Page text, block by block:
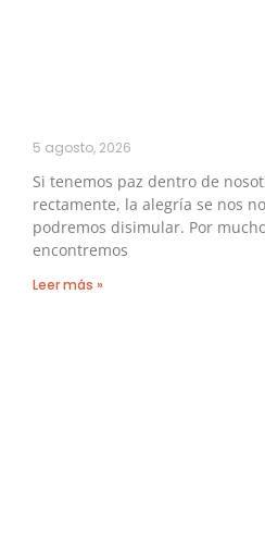
5 agosto, 2026
Si tenemos paz dentro de
rectamente, la alegría se nos
podremos disimular. Por
encontremos
Leer más »